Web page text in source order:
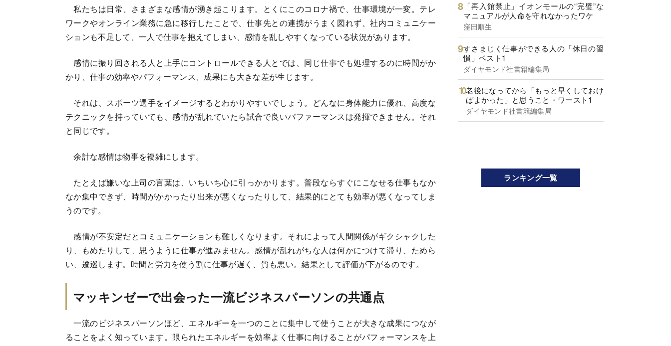
私たちは日常、さまざまな感情が湧き起こります。とくにこのコロナ禍で、仕事環境が一変。テレ
ワークやオンライン業務に急に移行したことで、仕事先との連携がうまく図れず、社内コミュニケー
ションも不足して、一人で仕事を抱えてしまい、感情を乱しやすくなっている状況があります。
感情に振り回される人と上手にコントロールできる人とでは、同じ仕事でも処理するのに時間がか
かり、仕事の効率やパフォーマンス、成果にも大きな差が生じます。
それは、スポーツ選手をイメージするとわかりやすいでしょう。どんなに身体能力に優れ、高度な
テクニックを持っていても、感情が乱れていたら試合で良いパファーマンスは発揮できません。それ
と同じです。
余計な感情は物事を複雑にします。
たとえば嫌いな上司の言葉は、いちいち心に引っかかります。普段ならすぐにこなせる仕事もなか
なか集中できず、時間がかかったり出来が悪くなったりして、結果的にとても効率が悪くなってしま
うのです。
感情が不安定だとコミュニケーションも難しくなります。それによって人間関係がギクシャクした
り、もめたりして、思うように仕事が進みません。感情が乱れがちな人は何かにつけて滞り、ためら
い、逡巡します。時間と労力を使う割に仕事が遅く、質も悪い。結果として評価が下がるのです。
マッキンゼーで出会った一流ビジネスパーソンの共通点
一流のビジネスパーソンほど、エネルギーを一つのことに集中して使うことが大きな成果につなが
ることをよく知っています。限られたエネルギーを効率よく仕事に向けることがパフォーマンスを上
「再入館禁止」イオンモールの“完璧”な
マニュアルが人命を守れなかったワケ
窪田順生
すさまじく仕事ができる人の「休日の習
慣」ベスト1
ダイヤモンド社書籍編集局
老後になってから「もっと早くしておけ
ばよかった」と思うこと・ワースト1
ダイヤモンド社書籍編集局
ランキング一覧